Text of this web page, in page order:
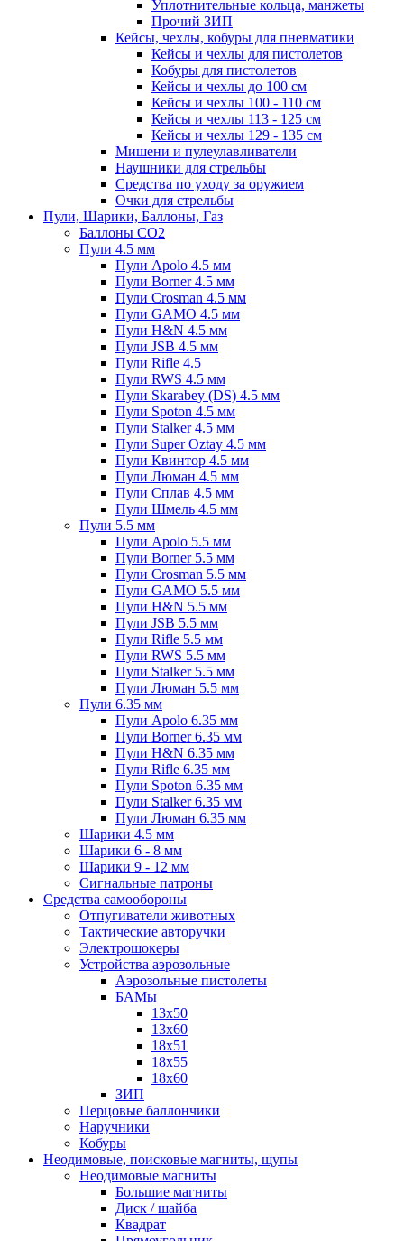
Уплотнительные кольца, манжеты
Прочий ЗИП
Кейсы, чехлы, кобуры для пневматики
Кейсы и чехлы для пистолетов
Кобуры для пистолетов
Кейсы и чехлы до 100 см
Кейсы и чехлы 100 - 110 см
Кейсы и чехлы 113 - 125 см
Кейсы и чехлы 129 - 135 см
Мишени и пулеулавливатели
Наушники для стрельбы
Средства по уходу за оружием
Очки для стрельбы
Пули, Шарики, Баллоны, Газ
Баллоны CO2
Пули 4.5 мм
Пули Apolo 4.5 мм
Пули Borner 4.5 мм
Пули Crosman 4.5 мм
Пули GAMO 4.5 мм
Пули H&N 4.5 мм
Пули JSB 4.5 мм
Пули Rifle 4.5
Пули RWS 4.5 мм
Пули Skarabey (DS) 4.5 мм
Пули Spoton 4.5 мм
Пули Stalker 4.5 мм
Пули Super Oztay 4.5 мм
Пули Квинтор 4.5 мм
Пули Люман 4.5 мм
Пули Сплав 4.5 мм
Пули Шмель 4.5 мм
Пули 5.5 мм
Пули Apolo 5.5 мм
Пули Borner 5.5 мм
Пули Crosman 5.5 мм
Пули GAMO 5.5 мм
Пули H&N 5.5 мм
Пули JSB 5.5 мм
Пули Rifle 5.5 мм
Пули RWS 5.5 мм
Пули Stalker 5.5 мм
Пули Люман 5.5 мм
Пули 6.35 мм
Пули Apolo 6.35 мм
Пули Borner 6.35 мм
Пули H&N 6.35 мм
Пули Rifle 6.35 мм
Пули Spoton 6.35 мм
Пули Stalker 6.35 мм
Пули Люман 6.35 мм
Шарики 4.5 мм
Шарики 6 - 8 мм
Шарики 9 - 12 мм
Сигнальные патроны
Средства самообороны
Отпугиватели животных
Тактические авторучки
Электрошокеры
Устройства аэрозольные
Аэрозольные пистолеты
БАМы
13х50
13х60
18х51
18х55
18х60
ЗИП
Перцовые баллончики
Наручники
Кобуры
Неодимовые, поисковые магниты, щупы
Неодимовые магниты
Большие магниты
Диск / шайба
Квадрат